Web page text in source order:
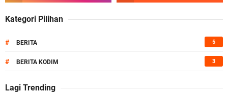
Kategori Pilihan
# BERITA 5
# BERITA KODIM 3
Lagi Trending